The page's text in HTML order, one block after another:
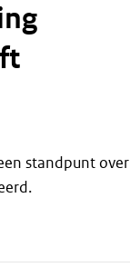
standpunt over